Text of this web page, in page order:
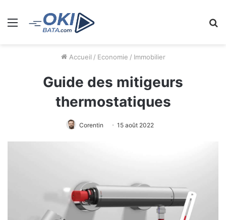
Menu
Accueil / Economie / Immobilier
Guide des mitigeurs
thermostatiques
Corentin 15 août 2022